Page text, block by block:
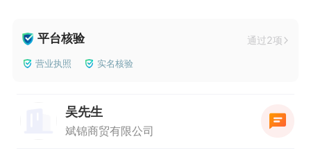
平台核验 通过2项
营业执照 实名核验
吴先生
斌锦商贸有限公司